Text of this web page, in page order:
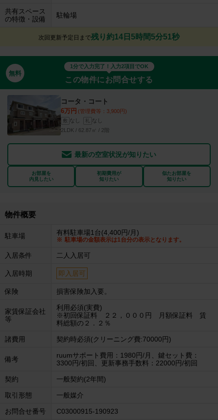
共有スペース
の特徴・設備
駐輪場
次回更新予定日まで残り約14日5時間5分50秒
無料
1分で入力完了！入力2項目でOK
この物件にお問合せする
コータ・コート
6万円 (管理費等：3,900円)
敷 なし 礼
なし
2LDK / 62.87㎡ / 2階
最新の空室状況が知りたい
お部屋を
内見したい
初期費用が
知りたい
似たお部屋を
知りたい
物件概要
駐車場 有料駐車場1台(4,400円/月)
駐車場の金額表示は1台分の表示となります。
入居条件 二人入居可
入居時期 即入居可
保険 損害保険加入要。
家賃保証会社
等
利用必須(実費)
※初回保証料 ２２，０００円 月額保証料 賃
料総額の２．２％
諸費用 契約時必須(クリーニング費:70000円)
備考
ruumサポート費用：1980円/月、鍵セット費：
3300円/初回、更新事務手数料：22000円/初回
契約 一般契約(2年間)
取引形態 一般媒介
お問合せ番号 C03000915-190923